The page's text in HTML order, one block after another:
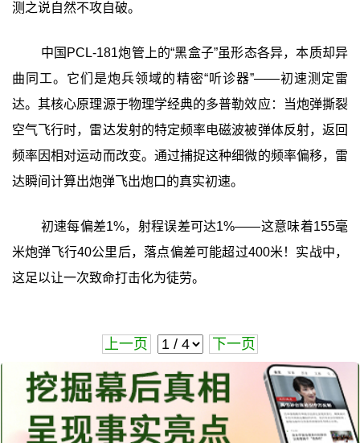
测之说自然不攻自破。
中国PCL-181炮管上的“黑盒子”虽形态各异，本质却异
曲同工。它们是炮兵领域的精密“听诊器”——初速测定雷
达。其核心原理源于物理学经典的多普勒效应：当炮弹撕裂
空气飞行时，雷达发射的特定频率电磁波被弹体反射，返回
频率因相对运动而改变。通过捕捉这种细微的频率偏移，雷
达瞬间计算出炮弹飞出炮口的真实初速。
初速每偏差1%，射程误差可达1%——这意味着155毫
米炮弹飞行40公里后，落点偏差可能超过400米！实战中，
这足以让一次致命打击化为徒劳。
上一页 下一页